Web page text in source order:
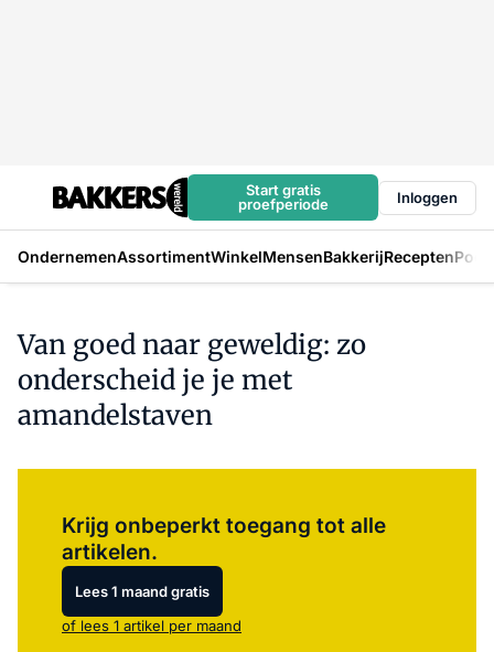
Start gratis
proefperiode
Inloggen
OndernemenAssortimentWinkelMensenBakkerijRecepten
Van goed naar geweldig: zo
onderscheid je je met
amandelstaven
Krijg onbeperkt toegang tot alle
artikelen.
Lees 1 maand gratis
of lees 1 artikel per maand